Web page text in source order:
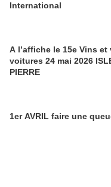
International
A l’affiche le 15e Vins et vieilles
voitures 24 mai 2026 ISLE SAINT
PIERRE
1er AVRIL faire une